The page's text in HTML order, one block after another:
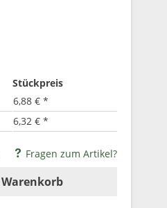
Stückpreis
6,88 € *
6,32 € *
Fragen zum Artikel?
Warenkorb